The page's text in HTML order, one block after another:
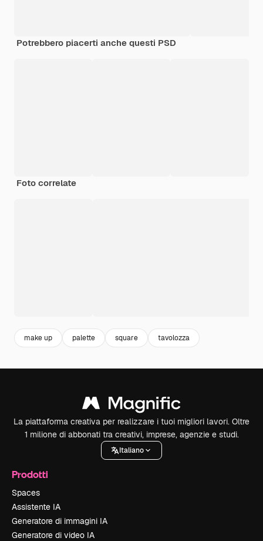
Potrebbero piacerti anche questi PSD
Foto correlate
make up palette square tavolozza
La piattaforma creativa per realizzare i tuoi migliori lavori. Oltre
1 milione di abbonati tra creativi, imprese, agenzie e studi.
Italiano
Prodotti
Spaces
Assistente IA
Generatore di immagini IA
Generatore di video IA